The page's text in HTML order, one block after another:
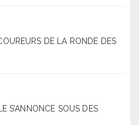
DE LA RONDE DES
S’ANNONCE SOUS DES